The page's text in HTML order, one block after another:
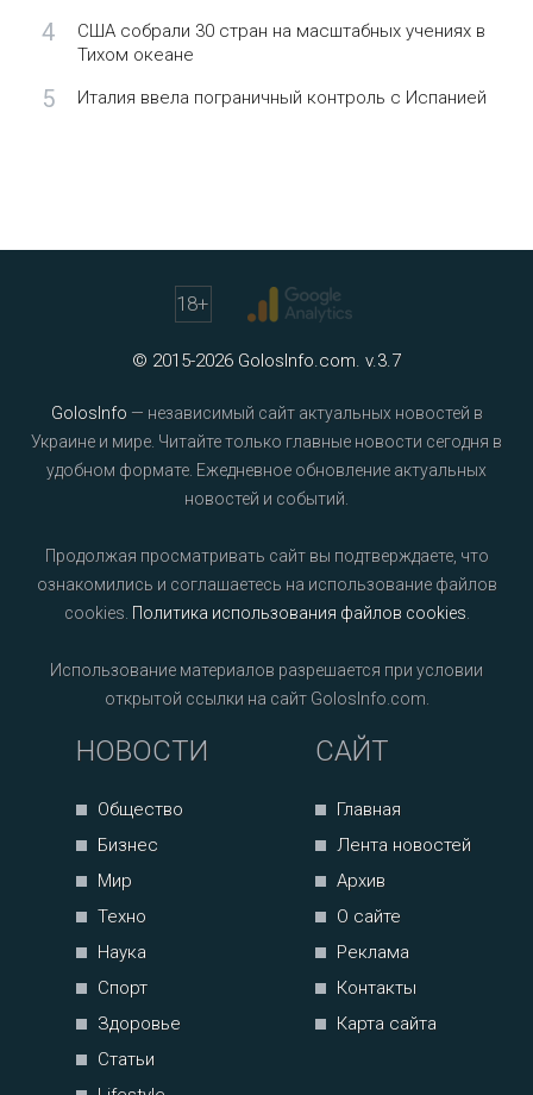
4
США собрали 30 стран на масштабных учениях в
Тихом океане
5 Италия ввела пограничный контроль с Испанией
18+
© 2015-2026 GolosInfo.com. v.3.7
GolosInfo — независимый сайт актуальных новостей в
Украине и мире. Читайте только главные новости сегодня в
удобном формате. Ежедневное обновление актуальных
новостей и событий.
Продолжая просматривать сайт вы подтверждаете, что
ознакомились и соглашаетесь на использование файлов
cookies. Политика использования файлов cookies
Использование материалов разрешается при условии
открытой ссылки на сайт GolosInfo.com.
НОВОСТИ
Общество
Бизнес
Мир
Техно
Наука
Спорт
Здоровье
Статьи
САЙТ
Главная
Лента новостей
Архив
О сайте
Реклама
Контакты
Карта сайта